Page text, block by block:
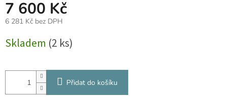
7 600 Kč
6 281 Kč bez DPH
cena:
Skladem (2 ks)
Přidat do košíku